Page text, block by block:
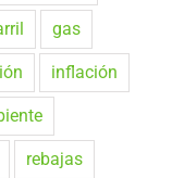
gas
inflación
rebajas